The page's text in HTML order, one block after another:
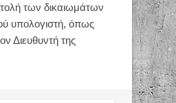
των δικαιωμάτων
υπολογιστή, όπως
Διευθυντή της